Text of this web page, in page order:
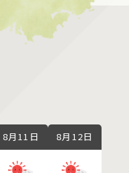
8月11日 8月12日